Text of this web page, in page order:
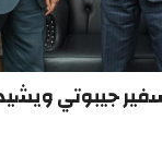
جيبوتي